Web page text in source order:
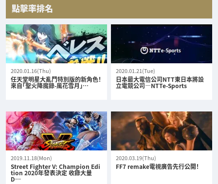
點擊率排名
2020.01.16(Thu)
任天堂明星大亂鬥特別版的新角色！
來自「聖火降魔錄-風花雪月」…
2020.01.21(Tue)
日本最大電信公司NTT東日本將設
立電競公司—NTTe-Sports
2019.11.18(Mon)
Street Fighter V: Champion Edi
tion 2020年發表決定 收錄大量
D…
2020.03.19(Thu)
FF7 remake電視廣告先行公開！